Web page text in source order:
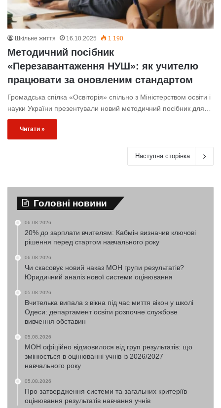
Шкільне життя 16.10.2025 1 190
Методичний посібник
«Перезавантаження НУШ»: як учителю
працювати за оновленим стандартом
Громадська спілка «Освіторія» спільно з Міністерством освіти і
науки України презентували новий методичний посібник для…
Читати »
Наступна сторінка
Головні новини
06.08.2026
20% до зарплати вчителям: Кабмін визначив ключові
рішення перед стартом навчального року
06.08.2026
Чи скасовує новий наказ МОН групи результатів?
Юридичний аналіз нової системи оцінювання
05.08.2026
Вчителька випала з вікна під час миття вікон у школі
Одеси: департамент освіти розпочне службове
вивчення обставин
05.08.2026
МОН офіційно відмовилося від груп результатів: що
змінюється в оцінюванні учнів із 2026/2027
навчального року
05.08.2026
Про затвердження системи та загальних критеріїв
оцінювання результатів навчання учнів